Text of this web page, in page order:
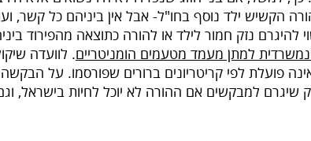
הקשיש ילד נוסף בחו"ל- אבל אין ביניהם כל קשר,
נזק חמור לילד או להורה כתוצאה מהפירוד
למתן מעמד מטעמים הומניטריים. לוועדה
פועלת לפי קריטריונים ברורים שפורסמו. על
שיגרם למבקשים אם ההורה לא יוכל לחיות בישראל,